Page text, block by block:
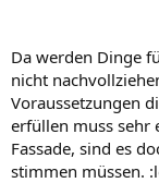
Da werden Dinge
nicht
Voraussetzungen
erfüllen muss sehr
Fassade, sind es
stimmen müssen.